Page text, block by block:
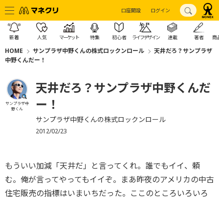
口座開設 ログイン
新着 人気 マーケット 特集 初心者 ライフデザイン 連載 著者 商
HOME サンプラザ中野くんの株式ロックンロール
天井だろ？サンプラザ
中野くんだー！
サンプラザ中
野くん
天井だろ？サンプラザ中野くんだ
ー！
サンプラザ中野くんの株式ロックンロール
2012/02/23
もういい加減「天井だ」と言ってくれ。誰でもイイ、頼
む。俺が言ってやってもイイぞ。まあ昨夜のアメリカの中古
住宅販売の指標はいまいちだった。ここのところいろいろ